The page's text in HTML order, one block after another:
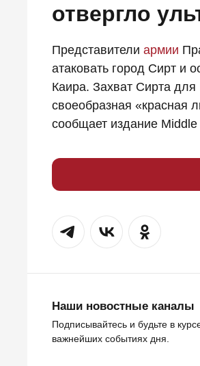
отвергло
Представители армии
атаковать город Сирт и
Каира. Захват Сирта
своеобразная «красная
сообщает издание
Наши новостные каналы
Подписывайтесь и будьте в
важнейших событиях дня.